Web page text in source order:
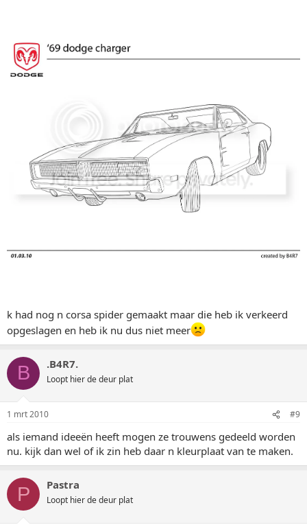
k had nog n corsa spider gemaakt maar die heb ik verkeerd
opgeslagen en heb ik nu dus niet meer
B .B4R7.
Loopt hier de deur plat
1 mrt 2010 #9
als iemand ideeën heeft mogen ze trouwens gedeeld worden
nu. kijk dan wel of ik zin heb daar n kleurplaat van te maken.
P Pastra
Loopt hier de deur plat